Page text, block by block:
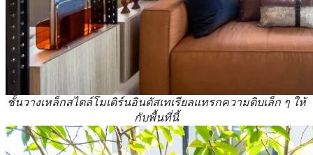
ชั้นวางเหล็กสไตล์โมเดิร์นอินดัสเทเรียลแทรกความดิบเล็ก ๆ ให้
กับพื้นที่นี้